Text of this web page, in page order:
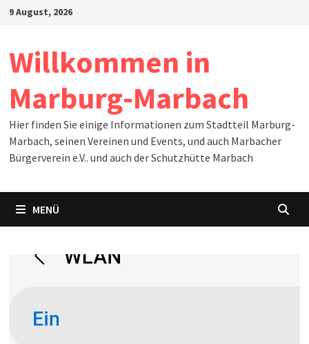
Zum9 August, 2026
Willkommen in
Marburg-Marbach
Hier finden Sie einige Informationen zum Stadtteil Marburg-
Marbach, seinen Vereinen und Events, und auch Marbacher
Bürgerverein e.V.. und auch der Schutzhütte Marbach
MENÜ